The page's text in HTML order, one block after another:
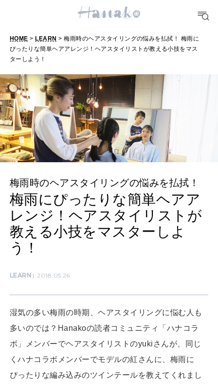
FORTUNE
[12星座別] Weekly Holoscope
[12星座別] Monthly Love Holoscope
女神まり愛のタロットメッセージ
算命学がわかる今月のあなた
自分にやさしく
LEARN
知る、考える
SUSTAINABLE
わたしができること
WORK&MONEY
いい人生って？
MAGAZINE
特集
HOME > LEARN > 梅雨時のヘアスタイリングの悩みを払拭！ 梅雨に
ぴったりな簡単ヘアアレンジ！ヘアスタイリストが教える小技をマス
ターしよう！
梅雨時のヘアスタイリングの悩みを払拭！
梅雨にぴったりな簡単ヘアア
レンジ！ヘアスタイリストが
教える小技をマスターしよ
う！
LEARN 2018.05.26
湿気の多い梅雨の時期、ヘアスタイリングに悩む人も
多いのでは？Hanakoの読者コミュニティ「ハナコラ
ボ」メンバーでヘアスタイリストのyukiさんが、同じ
くハナコラボメンバーでモデルの紅さんに、梅雨に
ぴったりな編み込みのツインテールを教えてくれまし